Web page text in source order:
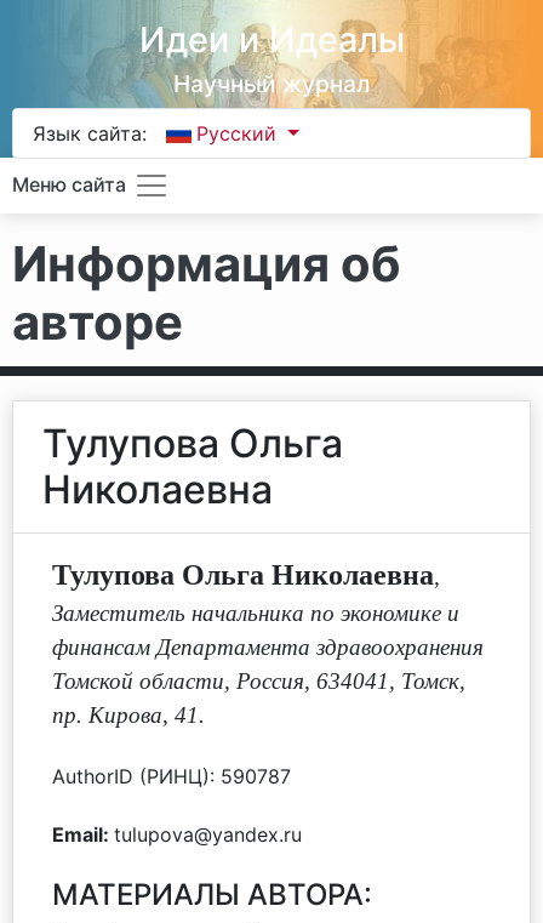
Идеи и Идеалы
Научный журнал
Язык сайта: Русский
Меню сайта
Информация об
авторе
Тулупова Ольга
Николаевна
Тулупова Ольга Николаевна,
Заместитель начальника по экономике и
финансам Департамента здравоохранения
Томской области, Россия, 634041, Томск,
пр. Кирова, 41.
AuthorID (РИНЦ): 590787
Email: tulupova@yandex.ru
МАТЕРИАЛЫ АВТОРА: